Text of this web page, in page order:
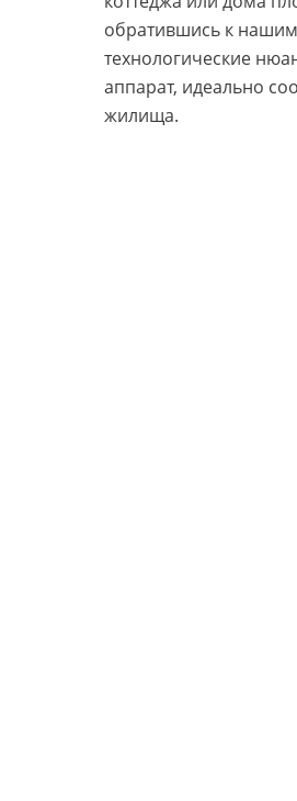
обратившись к нашим
технологические
аппарат, идеально
жилища.